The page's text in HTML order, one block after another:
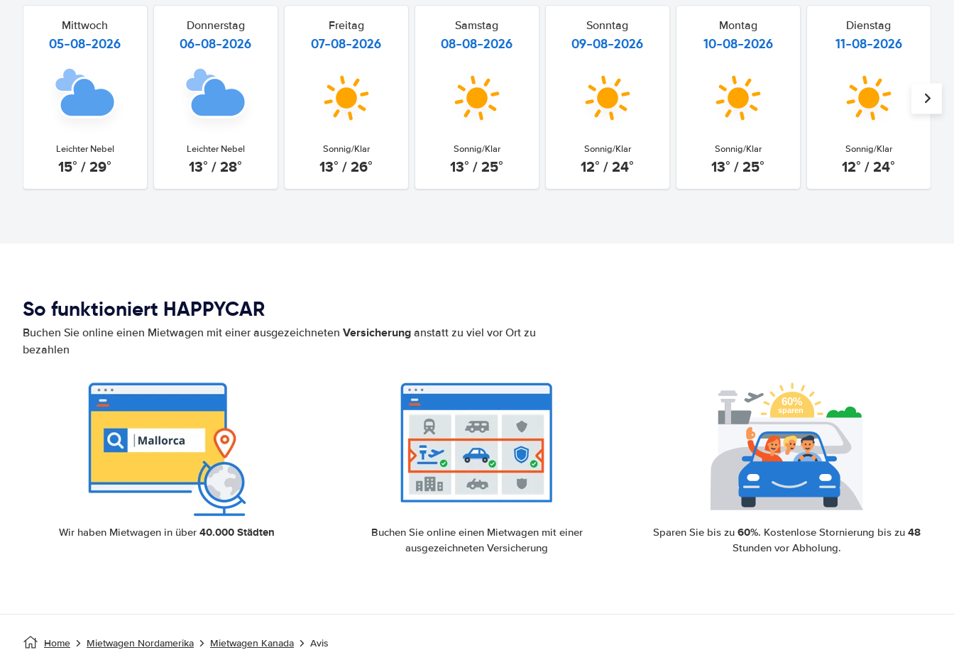
Mittwoch
05-08-2026
Leichter Nebel
15° / 29°
Donnerstag
06-08-2026
Leichter Nebel
13° / 28°
Freitag
07-08-2026
Sonnig/Klar
13° / 26°
Samstag
08-08-2026
Sonnig/Klar
13° / 25°
Sonntag
09-08-2026
Sonnig/Klar
12° / 24°
Montag
10-08-2026
Sonnig/Klar
13° / 25°
Dienstag
11-08-2026
Sonnig/Klar
12° / 24°
So funktioniert HAPPYCAR
Buchen Sie online einen Mietwagen mit einer ausgezeichneten Versicherung anstatt zu viel vor Ort zu
bezahlen
Wir haben Mietwagen in über40.000 Städten
Buchen Sie online einen Mietwagen mit einer
ausgezeichneten Versicherung
Sparen Sie bis zu60%. Kostenlose Stornierung bis zu48
Stunden vor Abholung.
Home Mietwagen Nordamerika Mietwagen Kanada Avis